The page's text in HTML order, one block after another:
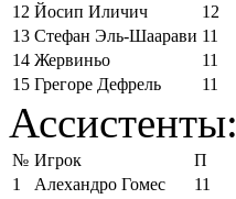
12 Йосип Иличич
12
13 Стефан Эль-Шаарави 11
14 Жервиньо
11
15 Грегоре Дефрель 11
Ассистенты:
№ Игрок
П
1
Алехандро Гомес
11